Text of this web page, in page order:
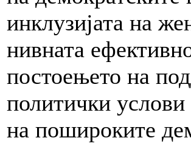
инклузијата на
нивната
постоењето на
политички
на пошироките